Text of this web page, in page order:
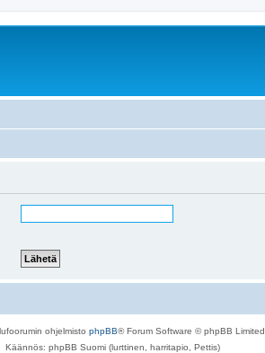
ohjelmisto phpBB® Forum Software © phpBB Limited
Käännös: phpBB Suomi (lurttinen, harritapio, Pettis)